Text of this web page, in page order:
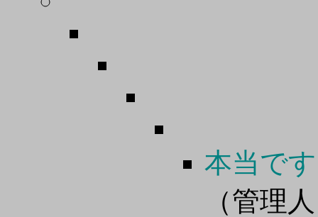
本当で
（管理